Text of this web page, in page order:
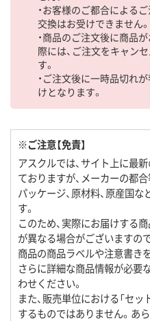
・お客様のご都合によるご
交換はお受けできません。
・商品のご注文後に商品
際には、ご注文をキャン
す。
・ご注文後に一時品切れ
けとなります。
※ご注意【免責】
アスクルでは、サイト上に最
ておりますが、メーカーの都合
パッケージ、原材料、原産国
す。
このため、実際にお届けする
が異なる場合がございますの
商品の商品ラベルや注意書き
さらに詳細な商品情報が必要
わせください。
また、販売単位における「セ
するものではありません。あ